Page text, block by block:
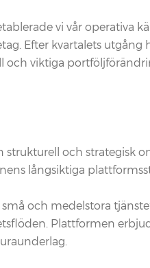
vi vår operativa
Efter kvartalets utgång
och viktiga
strukturell och strategisk
långsiktiga
och medelstora
Plattformen